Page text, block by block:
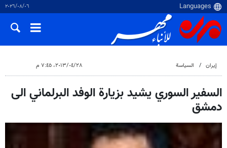
٠٦‏/٠٨‏/٢٠٢٦
إيران السياسة ٢٨‏/٠٤‏/٢٠١٣، ٧:٤٥ م
السفير السوري يشيد بزيارة الوفد البرلماني الى
دمشق